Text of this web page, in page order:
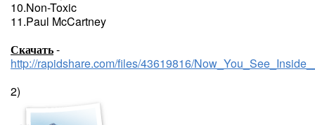
10.Non-Toxic
11.Paul McCartney
Скачать-
http://rapidshare.com/files/43619816/
2)